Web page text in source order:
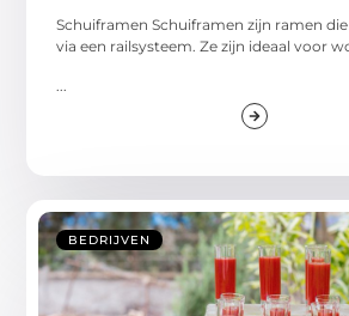
Schuiframen Schuiframen zijn ramen
via een railsysteem. Ze zijn ideaal voor
BEDRIJVEN